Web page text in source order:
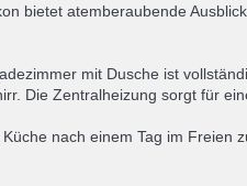
bietet atemberaubende
mit Dusche ist
Die Zentralheizung sorgt für
nach einem Tag im Freien